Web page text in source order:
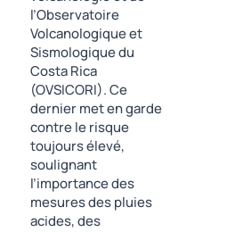
l’Observatoire
Volcanologique et
Sismologique du
Costa Rica
(OVSICORI). Ce
dernier met en garde
contre le risque
toujours élevé,
soulignant
l’importance des
mesures des pluies
acides, des